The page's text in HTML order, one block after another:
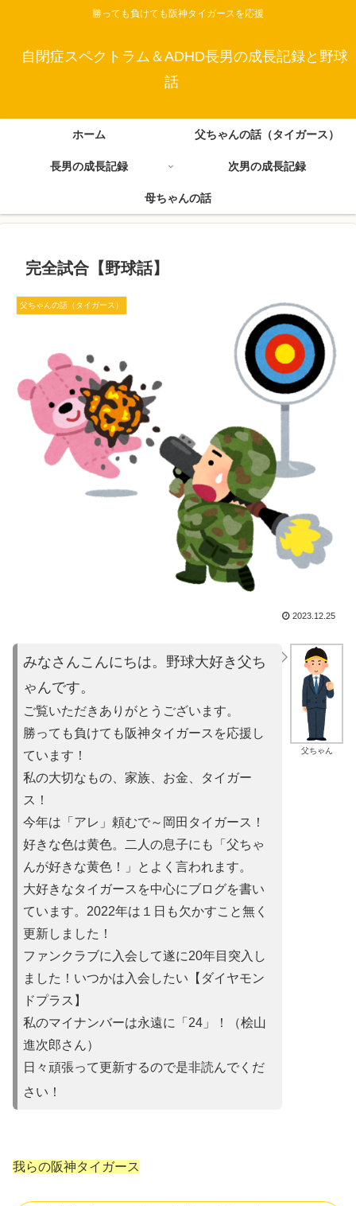
勝っても負けても阪神タイガースを応援
自閉症スペクトラム＆ADHD長男の成長記録と野球
話
ホーム 父ちゃんの話（タイガース）
長男の成長記録 次男の成長記録
母ちゃんの話
完全試合【野球話】
父ちゃんの話（タイガース）
2023.12.25
父ちゃん
みなさんこんにちは。野球大好き父ち
ゃんです。
ご覧いただきありがとうございます。
勝っても負けても阪神タイガースを応援し
ています！
私の大切なもの、家族、お金、タイガー
ス！
今年は「アレ」頼むで～岡田タイガース！
好きな色は黄色。二人の息子にも「父ちゃ
んが好きな黄色！」とよ く言われます。
大好きなタイガースを中心にブログを書い
ています。2022年は １日も欠かすこと無く
更新しました！
ファンクラブに入会して遂に20年目突入し
ました！いつかは入会 したい【ダイヤモン
ドプラス】
私のマイナンバーは永遠に「24」！（桧山
進次郎さん）
日々頑張って更新するので是非読んでくだ
さい！
我らの阪神タイガース